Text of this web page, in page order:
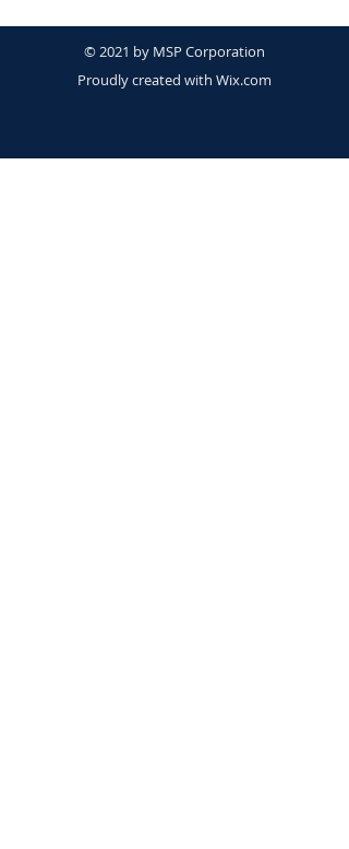
© 2021 by MSP Corporation
Proudly created with Wix.com